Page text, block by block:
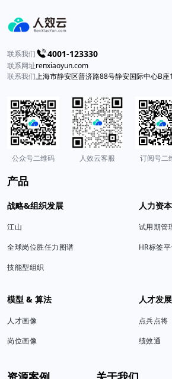
联系我们 4001-123330
联系网址reпxiaоyun.com
联系我们上海市静安区普济路88号静安国际中心B座
公众号二维码 人效云客服 订阅号二
产品
战略&组织发展
江山
全球岗位胜任力图谱
技能型组织
人力资
试用期管
HR标签平
模型 & 算法
人才画像
岗位画像
人才发展
点兵点将
绩效通